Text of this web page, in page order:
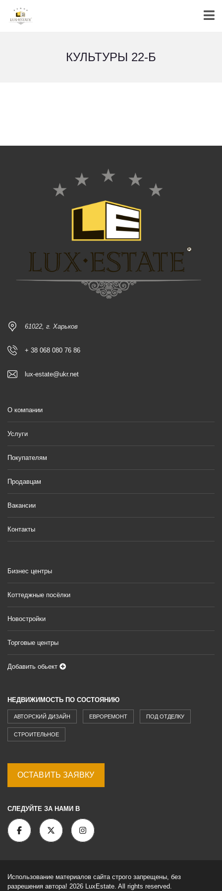
КУЛЬТУРЫ 22-Б
61022, г. Харьков
+ 38 068 080 76 86
lux-estate@ukr.net
О компании
Услуги
Покупателям
Продавцам
Вакансии
Контакты
Бизнес центры
Коттеджные посёлки
Новостройки
Торговые центры
Добавить обьект
НЕДВИЖИМОСТЬ ПО СОСТОЯНИЮ
АВТОРСКИЙ ДИЗАЙН ЕВРОРЕМОНТ ПОД ОТДЕЛКУ
СТРОИТЕЛЬНОЕ
ОСТАВИТЬ ЗАЯВКУ
СЛЕДУЙТЕ ЗА НАМИ В
Использование материалов сайта строго запрещены, без
разрешения автора! 2026 LuxEstate. All rights reserved.